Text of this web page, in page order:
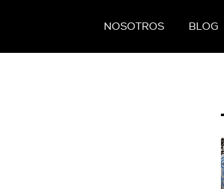
NOSOTROS BLOG